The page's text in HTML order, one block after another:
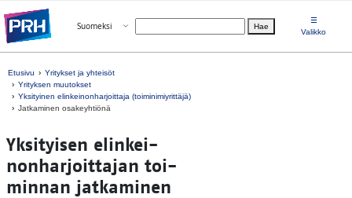
Valitse kieli
Suomeksi Avaa valikko Hae
☰
Valikko
Etusivu
Yritykset ja yhteisöt
Yrityksen muutokset
Yksityinen elinkeinonharjoittaja (toiminimiyrittäjä)
Jatkaminen osakeyhtiönä
Yk­si­tyi­sen elin­kei­
non­har­joit­ta­jan toi­
min­nan jat­ka­mi­nen